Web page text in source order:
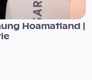
Hoamatland |